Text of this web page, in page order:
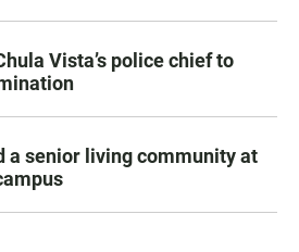
Vista’s police chief to
a senior living community at